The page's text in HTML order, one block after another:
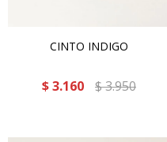
CINTO INDIGO
$ 3.160 $3.950